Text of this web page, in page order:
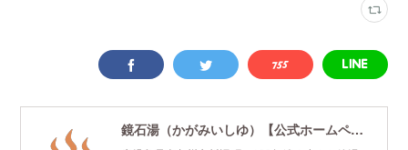
鏡石湯（かがみいしゆ）【公式ホームページ】